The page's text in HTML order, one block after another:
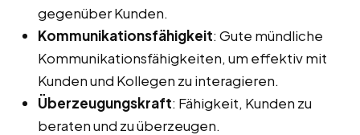
gegenüber Kunden.
Kommunikationsfähigkeit: Gute mündliche
Kommunikationsfähigkeiten, um effektiv mit
Kunden und Kollegen zu interagieren.
Überzeugungskraft: Fähigkeit, Kunden zu
beraten und zu überzeugen.